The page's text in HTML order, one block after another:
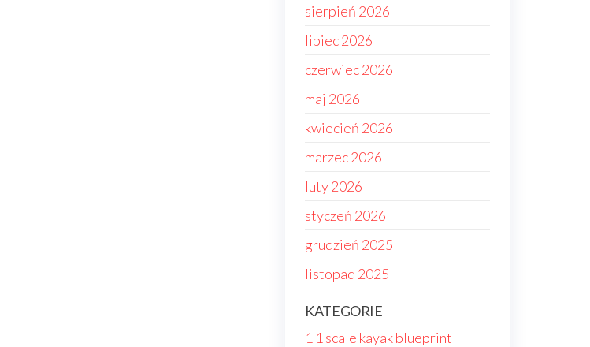
sierpień 2026
lipiec 2026
czerwiec 2026
maj 2026
kwiecień 2026
marzec 2026
luty 2026
styczeń 2026
grudzień 2025
listopad 2025
KATEGORIE
1 1 scale kayak blueprint